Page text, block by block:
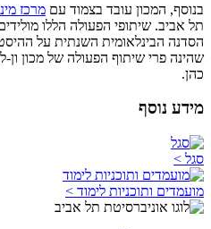
בנוסף, המכון עובד בצמוד עם מרכז
תל אביב. שיתופי הפעולה הללו
הסדנה הבינלאומית השנתית על
שהינה פרי שיתוף הפעולה של מכון ון-
כהן.
מידע נוסף
סגל >
מועמדים ותוכניות לימוד >